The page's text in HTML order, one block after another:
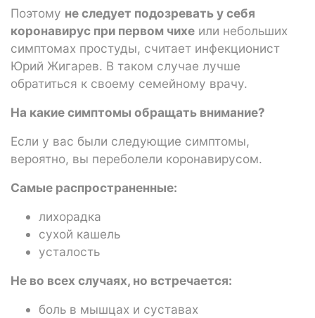
Поэтому не следует подозревать у себя
коронавирус при первом чихе или небольших
симптомах простуды, считает инфекционист
Юрий Жигарев. В таком случае лучше
обратиться к своему семейному врачу.
На какие симптомы обращать внимание?
Если у вас были следующие симптомы,
вероятно, вы переболели коронавирусом.
Самые распространенные:
​​​​​​лихорадка
сухой кашель
усталость
Не во всех случаях, но встречается:
боль в мышцах и суставах